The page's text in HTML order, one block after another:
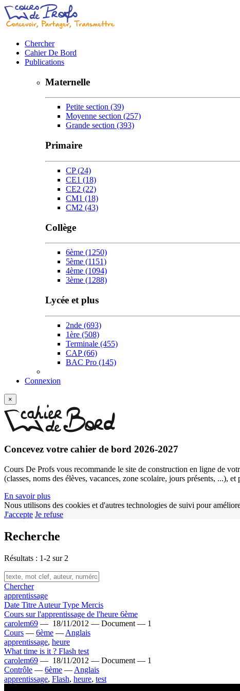
Chercher
Cahier De Bord
Publications
Maternelle
Petite section (39)
Moyenne section (257)
Grande section (393)
Primaire
CP(24)
CE1 (18)
CE2 (22)
CM1 (18)
CM2 (43)
Collège
6ème (1250)
5ème (1151)
4ème (1094)
3ème (1288)
Lycée et plus
2nde (693)
1ère (508)
Terminale (455)
CAP(66)
BAC Pro (145)
Connexion
×
Concevez votre cahier de bord 2026-2027
Cours De Profs vous recommande le site de construction en ligne de
(classes, noms des élèves, vacances, zone scolaire, jours présents, ...),
En savoir plus
Nous utilisons des cookies et d'autres technologies de suivi pour
J'accepte Je refuse
Recherche
Résultats : 1-2 sur 2
Chercher
apprentissage
Date Titre AuteurType Mercis
Cours sur l'apprentissage de l'heure 6ème
carolem69 — 18/11/2012 — Document — 1
Cours — 6ème — Anglais
apprentissage, heure
What time is it ? Flash test
carolem69 — 18/11/2012 — Document — 1
Contrôle — 6ème — Anglais
apprentissage, Flash, heure, test